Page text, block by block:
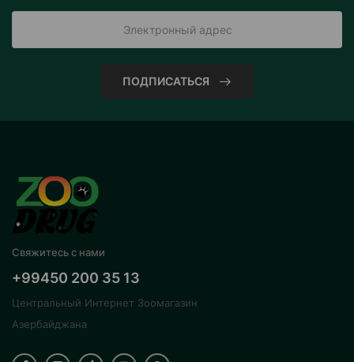
ПОДПИСАТЬСЯ
Свяжитесь с нами
+99450 200 35 13
Центральный Интернет Зоомагазин
Азербайджана